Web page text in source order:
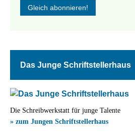
Das Junge Schriftstellerhaus
Die Schreibwerkstatt für junge Talente
» zum Jungen Schriftstellerhaus